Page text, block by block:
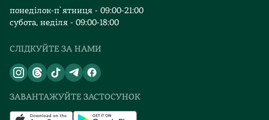
понеділок-п`ятниця - 09:00-21:00
субота, неділя - 09:00-18:00
СЛІДКУЙТЕ ЗА НАМИ
ЗАВАНТАЖУЙТЕ ЗАСТОСУНОК